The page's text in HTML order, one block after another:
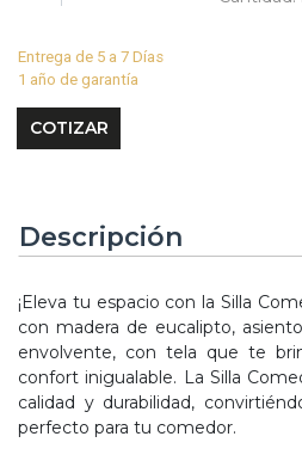
Entrega de 5 a 7 Días
1 año de garantía
Descripción
¡Eleva tu espacio con la Silla
con madera de eucalipto,
envolvente, con tela que te
confort inigualable. La Silla
calidad y durabilidad,
perfecto para tu comedor.